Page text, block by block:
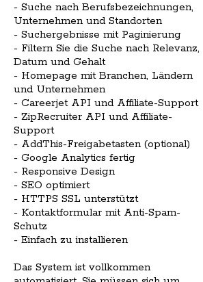
- Suche nach Berufsbezeichnungen,
Unternehmen und Standorten
- Suchergebnisse mit Paginierung
- Filtern Sie die Suche nach Relevanz,
Datum und Gehalt
- Homepage mit Branchen, Ländern
und Unternehmen
- Careerjet API und Affiliate-Support
- ZipRecruiter API und Affiliate-
Support
- AddThis-Freigabetasten (optional)
- Google Analytics fertig
- Responsive Design
- SEO optimiert
- HTTPS SSL unterstützt
- Kontaktformular mit Anti-Spam-
Schutz
- Einfach zu installieren
Das System ist vollkommen